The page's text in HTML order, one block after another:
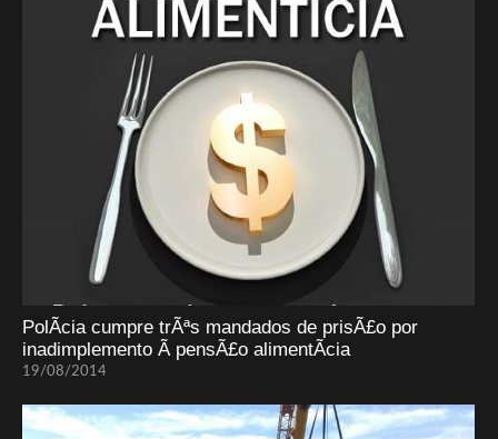
PolÃ­cia cumpre trÃªs mandados de prisÃ£o por
inadimplemento Ã pensÃ£o alimentÃ­cia
19/08/2014